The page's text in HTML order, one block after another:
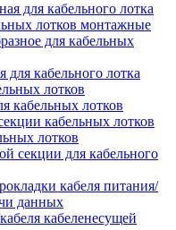
для кабельного лотка
лотков монтажные
для кабельных
для кабельного лотка
лотков
кабельных лотков
кабельных лотков
лотков
секции для кабельного
кабеля питания/
данных
кабеленесущей